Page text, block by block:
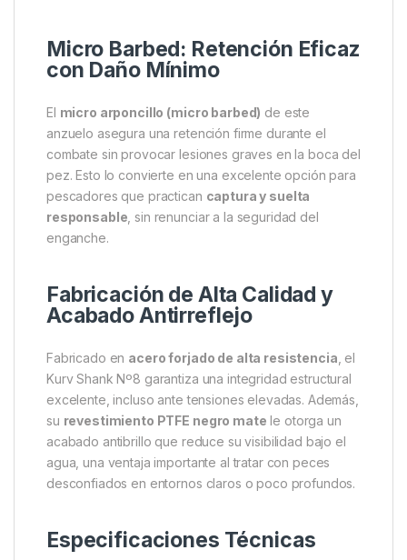
Micro Barbed: Retención Eficaz
con Daño Mínimo
El micro arponcillo (micro barbed) de este
anzuelo asegura una retención firme durante el
combate sin provocar lesiones graves en la boca del
pez. Esto lo convierte en una excelente opción para
pescadores que practican captura y suelta
responsable , sin renunciar a la seguridad del
enganche.
Fabricación de Alta Calidad y
Acabado Antirreflejo
Fabricado en acero forjado de alta resistencia , el
Kurv Shank Nº8 garantiza una integridad estructural
excelente, incluso ante tensiones elevadas. Además,
su revestimiento PTFE negro mate le otorga un
acabado antibrillo que reduce su visibilidad bajo el
agua, una ventaja importante al tratar con peces
desconfiados en entornos claros o poco profundos.
Especificaciones Técnicas